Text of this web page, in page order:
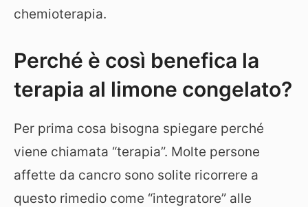
chemioterapia.
Perché è così benefica la
terapia al limone congelato?
Per prima cosa bisogna spiegare perché
viene chiamata “terapia”. Molte persone
affette da cancro sono solite ricorrere a
questo rimedio come “integratore” alle